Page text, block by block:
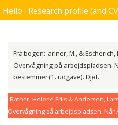
Hello Research profile (and
Fra bogen: Jarlner, M., & Escherich,
Overvågning på arbejdspladsen:
bestemmer (1. udgave). Djøf.
Ratner, Helene Friis & Andersen,
Overvågning på arbejdspladsen: Når